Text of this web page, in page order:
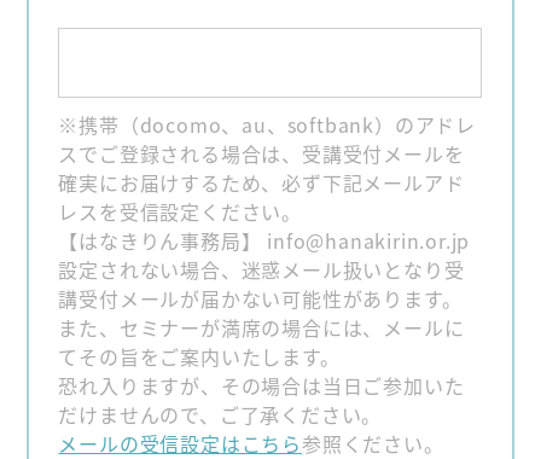
※携帯（docomo、au、softbank）のアドレ
スでご登録される場合は、受講受付メールを
確実にお届けするため、必ず下記メールアド
レスを受信設定ください。
【はなきりん事務局】 info@hanakirin.or.jp
設定されない場合、迷惑メール扱いとなり受
講受付メールが届かない可能性があります。
また、セミナーが満席の場合には、メールに
てその旨をご案内いたします。
恐れ入りますが、その場合は当日ご参加いた
だけませんので、ご了承ください。
メールの受信設定はこちら参照ください。